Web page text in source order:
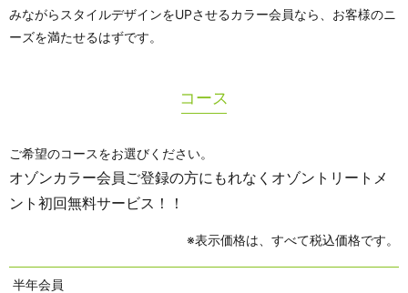
みながらスタイルデザインをUPさせるカラー会員なら、お客様のニ
ーズを満たせるはずです。
コース
ご希望のコースをお選びください。
オゾンカラー会員ご登録の方にもれなくオゾントリートメ
ント初回無料サービス！！
※表示価格は、すべて税込価格です。
半年会員